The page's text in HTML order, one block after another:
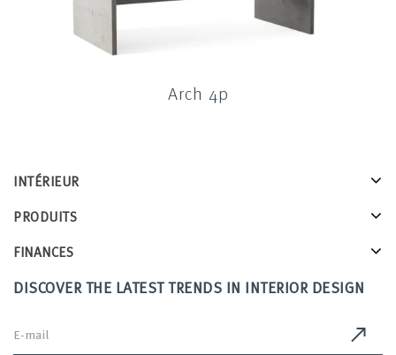
Arch 4p
INTÉRIEUR
PRODUITS
FINANCES
DISCOVER THE LATEST TRENDS IN INTERIOR DESIGN